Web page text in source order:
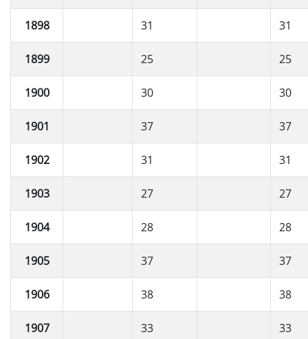
1898 31 31
1899 25 25
1900 30 30
1901 37 37
1902 31 31
1903 27 27
1904 28 28
1905 37 37
1906 38 38
1907 33 33